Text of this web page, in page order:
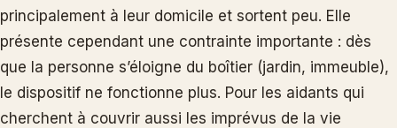
principalement à leur domicile et sortent peu. Elle
présente cependant une contrainte importante : dès
que la personne s’éloigne du boîtier (jardin, immeuble),
le dispositif ne fonctionne plus. Pour les aidants qui
cherchent à couvrir aussi les imprévus de la vie